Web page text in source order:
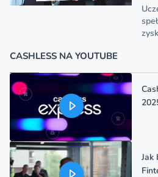
CASHLESS NA YOUTUBE
Jak